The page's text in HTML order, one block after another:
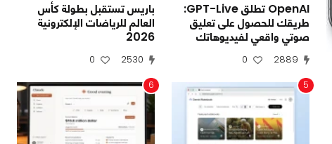
OpenAI تطلق GPT-Live:
طريقك للحصول على تعليق
صوتي واقعي لفيديوهاتك
2889
0
باريس تستقبل بطولة كأس
العالم للرياضات الإلكترونية
2026
2530
0
5
6